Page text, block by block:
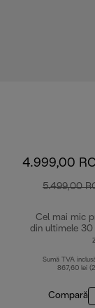
4.999,00
5.499,00
Cel mai mic
din ultimele 30
Sumă TVA
867,60 lei
Compară